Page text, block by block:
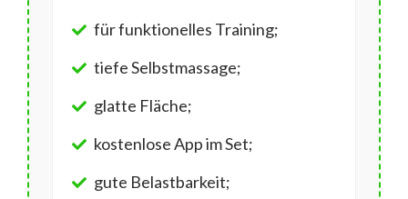
für funktionelles Training;
tiefe Selbstmassage;
glatte Fläche;
kostenlose App im Set;
gute Belastbarkeit;